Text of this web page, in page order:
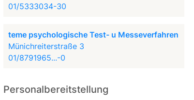
01/5333034-30
teme psychologische Test- u Messeverfahren
Münichreiterstraße 3
01/8791965...-0
Personalbereitstellung